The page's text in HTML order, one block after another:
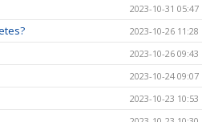
2023-10-31 05:47
2023-10-26 11:28
2023-10-26 09:43
2023-10-24 09:07
2023-10-23 10:53